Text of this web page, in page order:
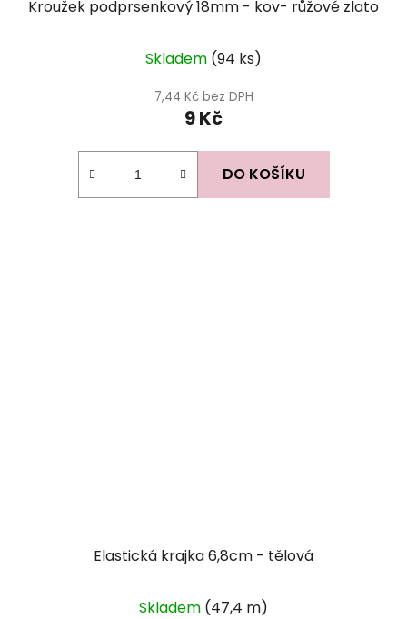
Kroužek podprsenkový 18mm - kov- růžové zlato
Skladem (94 ks)
7,44 Kč bez DPH
9 Kč
DO KOŠÍKU
Elastická krajka 6,8cm - tělová
Skladem (47,4 m)